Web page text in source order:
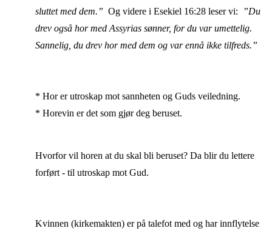
sluttet med dem.” Og videre i Esekiel 16:28 leser vi:
”Du
drev også hor med Assyrias sønner, for du var umettelig.
Sannelig, du drev hor med dem og var ennå ikke tilfreds.”
* Hor er utroskap mot sannheten og Guds veiledning.
* Horevin er det som gjør deg beruset.
Hvorfor vil horen at du skal bli beruset? Da blir du lettere
forført - til utroskap mot Gud.
Kvinnen (kirkemakten) er på talefot med og har innflytelse